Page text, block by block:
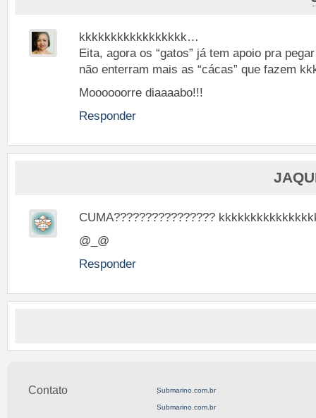
kkkkkkkkkkkkkkkkk…
Eita, agora os “gatos” já tem apoio pra
não enterram mais as “cácas” que fazem
Moooooorre diaaaabo!!!
Responder
CUMA????????????????
@_@
Responder
Contato Submarino.com.br
.
Submarino.com.br